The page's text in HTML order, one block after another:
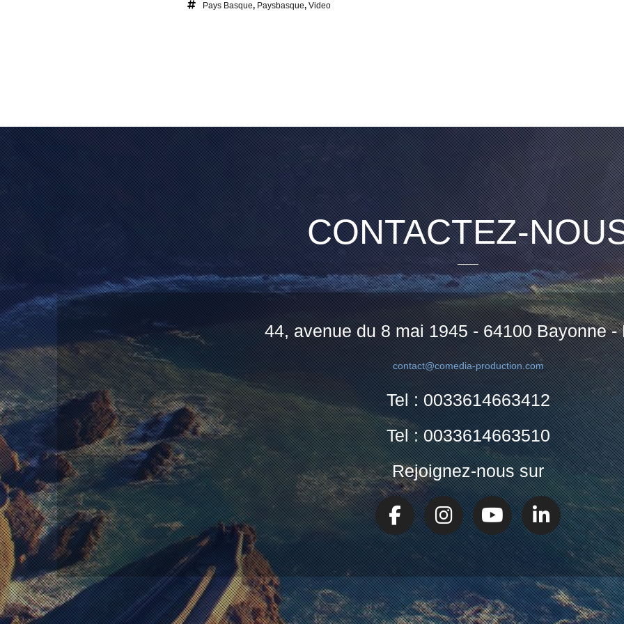
Pays Basque, Paysbasque, Video
CONTACTEZ-
44, avenue du 8 mai 1945 - 64100 Bayonne -
contact@comedia-production.com
Tel : 0033614663412
Tel : 0033614663510
Rejoignez-nous sur